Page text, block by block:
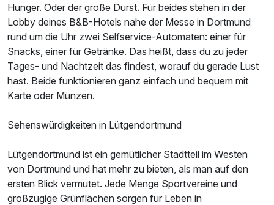
Hunger. Oder der große Durst. Für beides stehen in der
Lobby deines B&B-Hotels nahe der Messe in Dortmund
rund um die Uhr zwei Selfservice-Automaten: einer für
Snacks, einer für Getränke. Das heißt, dass du zu jeder
Tages- und Nachtzeit das findest, worauf du gerade Lust
hast. Beide funktionieren ganz einfach und bequem mit
Karte oder Münzen.
Sehenswürdigkeiten in Lütgendortmund
Lütgendortmund ist ein gemütlicher Stadtteil im Westen
von Dortmund und hat mehr zu bieten, als man auf den
ersten Blick vermutet. Jede Menge Sportvereine und
großzügige Grünflächen sorgen für Leben in